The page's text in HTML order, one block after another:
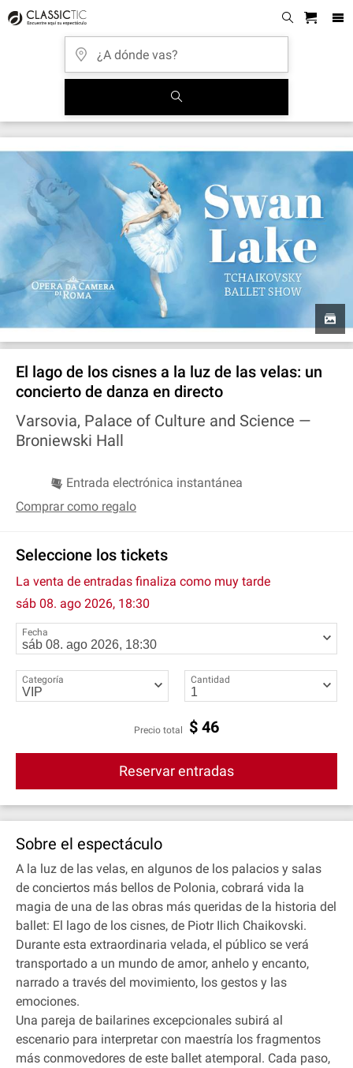
El lago de los cisnes a la luz de las velas: un
concierto de danza en directo
Varsovia, Palace of Culture and Science —
Broniewski Hall
Entrada electrónica instantánea
Comprar como regalo
Seleccione los tickets
La venta de entradas finaliza como muy tarde
sáb 08. ago 2026, 18:30
Fecha
Categoría Cantidad
Precio total $ 46
Reservar entradas
Sobre el espectáculo
A la luz de las velas, en algunos de los palacios y salas
de conciertos más bellos de Polonia, cobrará vida la
magia de una de las obras más queridas de la historia del
ballet: El lago de los cisnes, de Piotr Ilich Chaikovski.
Durante esta extraordinaria velada, el público se verá
transportado a un mundo de amor, anhelo y encanto,
narrado a través del movimiento, los gestos y las
emociones.
Una pareja de bailarines excepcionales subirá al
escenario para interpretar con maestría los fragmentos
más conmovedores de este ballet atemporal. Cada paso,